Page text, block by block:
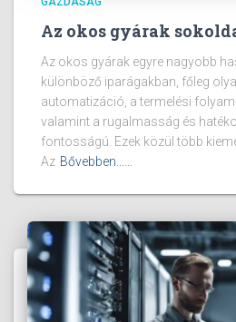
Az okos gyárak
Az okos gyárak egyre nagyobb
különböző iparágakban, főleg
automatizáció, a termelési
valamint a rugalmasság és
fontosságú. Ezek közül több
Az Bővebben...…